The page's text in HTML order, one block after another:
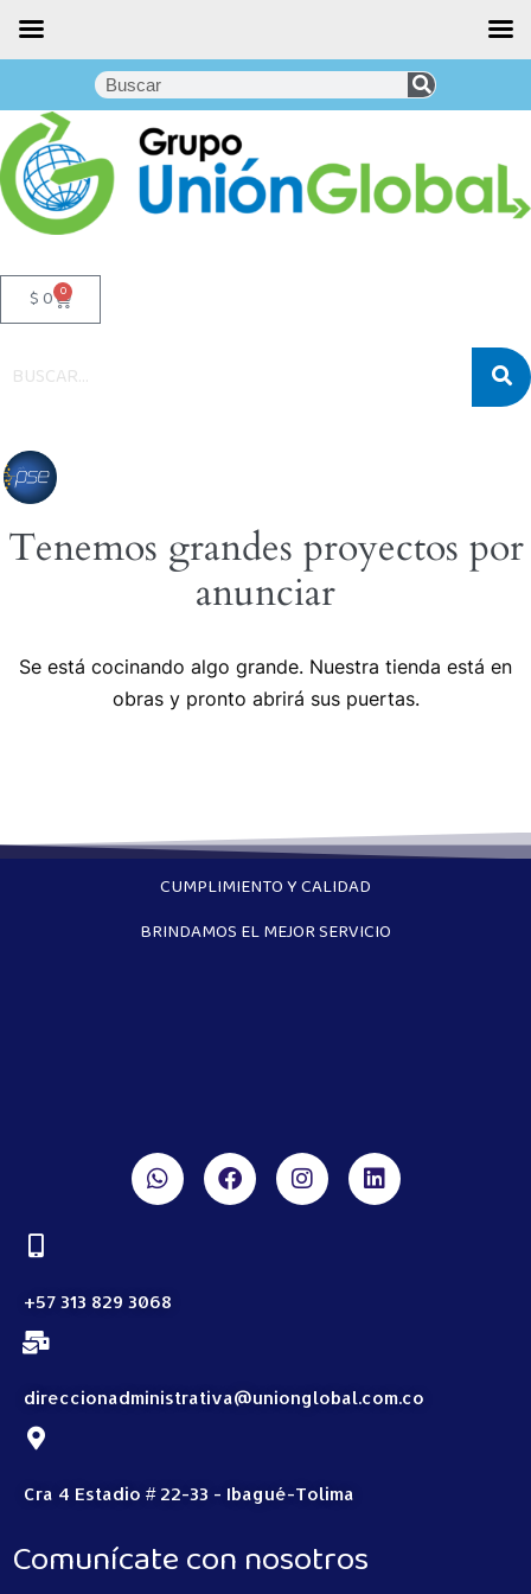
$0 0
Tenemos grandes proyectos por
anunciar
Se está cocinando algo grande. Nuestra tienda está en
obras y pronto abrirá sus puertas.
CUMPLIMIENTO Y CALIDAD
BRINDAMOS EL MEJOR SERVICIO
+57 313 829 3068
direccionadministrativa@unionglobal.com.co
Cra 4 Estadio # 22-33 - Ibagué-Tolima
Comunícate con nosotros